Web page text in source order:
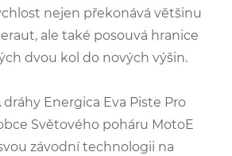
nejen překonává většinu
ale také posouvá hranice
dvou kol do nových výšin.
dráhy Energica Eva Piste Pro
Světového poháru MotoE
závodní technologii na